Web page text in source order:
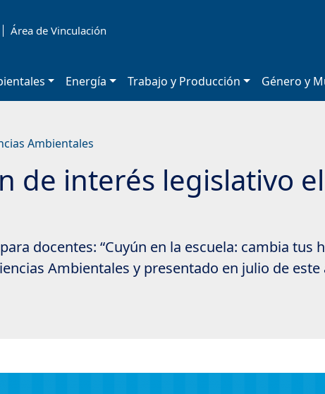
Área de Vinculación
Energía Trabajo y Producción Género y
Ambientales
de interés legislativo
docentes: “Cuyún en la escuela: cambia tus
Ambientales y presentado en julio de este